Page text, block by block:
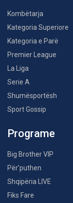
Kombëtarja
Kategoria Superiore
Kategoria e Parë
Premier League
La Liga
Serie A
Shumësportësh
Sport Gossip
Programe
Big Brother VIP
Për’puthen
Shqipëria LIVE
Fiks Fare